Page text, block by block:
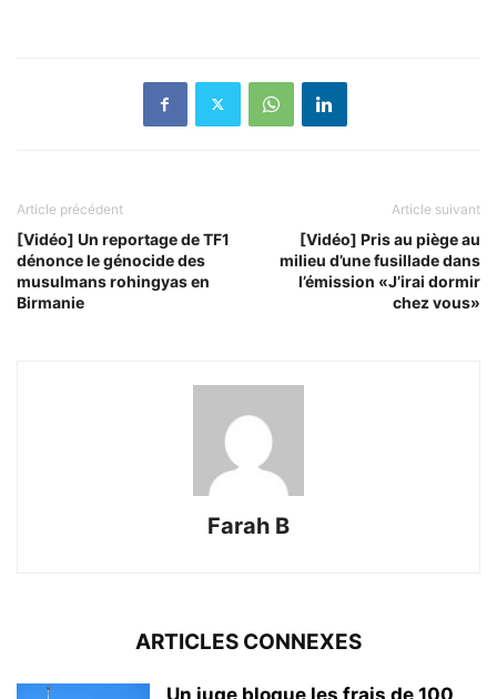
Article précédent
[Vidéo] Un reportage de TF1
dénonce le génocide des
musulmans rohingyas en
Birmanie
Article suivant
[Vidéo] Pris au piège au
milieu d’une fusillade dans
l’émission «J’irai dormir
chez vous»
Farah B
ARTICLES CONNEXES
Un juge bloque les frais de 100